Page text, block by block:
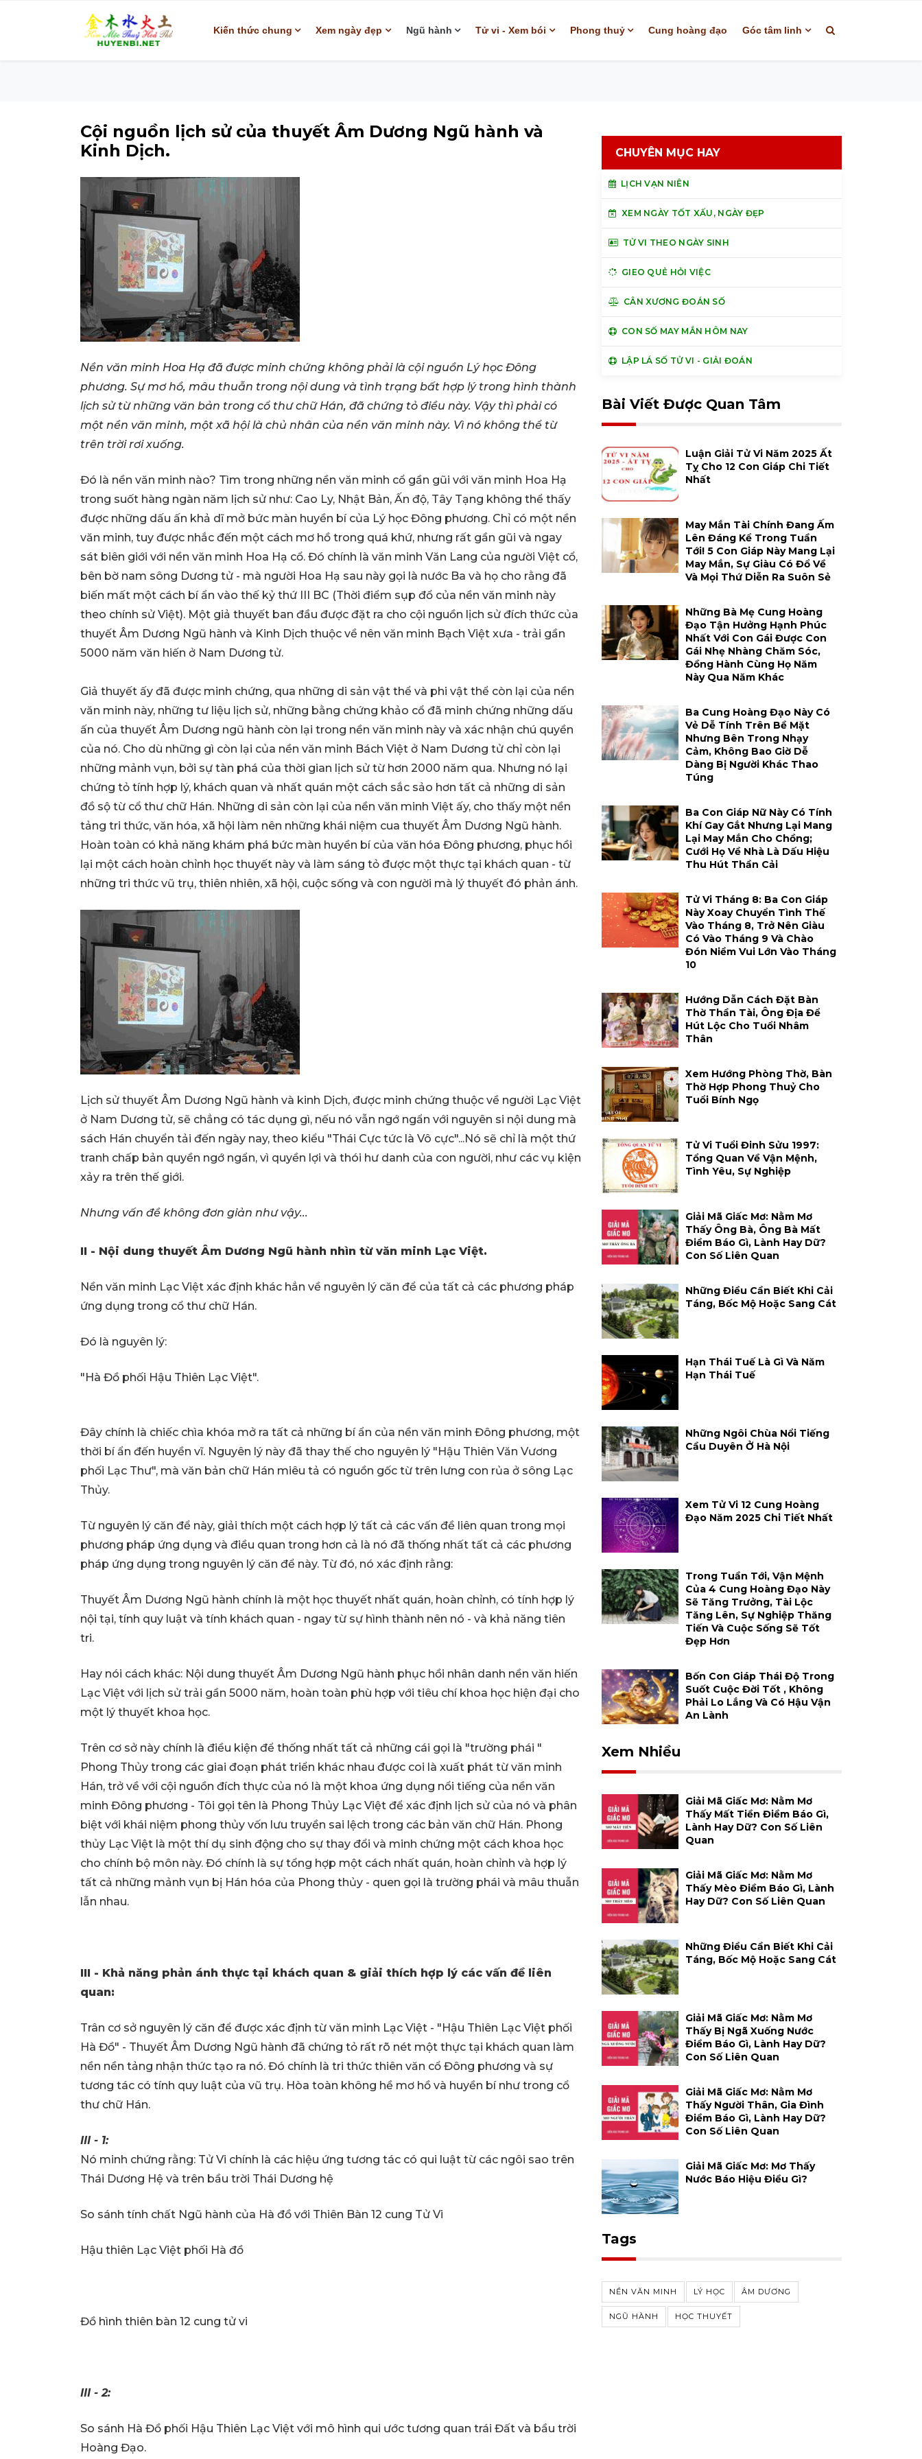
Kiến thức chung Xem ngày đẹp Ngũ hành Tử vi - Xem bói Phong thuỷ Cung hoàng đạo Góc tâm linh
Cội nguồn lịch sử của thuyết Âm Dương Ngũ hành và
Kinh Dịch.
Nền văn minh Hoa Hạ đã được minh chứng không phải là cội nguồn Lý học Đông
phương. Sự mơ hồ, mâu thuẫn trong nội dung và tình trạng bất hợp lý trong hình thành
lịch sử từ những văn bản trong cổ thư chữ Hán, đã chứng tỏ điều này. Vậy thì phải có
một nền văn minh, một xã hội là chủ nhân của nền văn minh này. Vì nó không thể từ
trên trời rơi xuống.
Đó là nền văn minh nào? Tìm trong những nền văn minh cổ gần gũi với văn minh Hoa Hạ
trong suốt hàng ngàn năm lịch sử như: Cao Ly, Nhật Bản, Ấn độ, Tây Tạng không thể thấy
được những dấu ấn khả dĩ mở bức màn huyền bí của Lý học Đông phương. Chỉ có một nền
văn minh, tuy được nhắc đến một cách mơ hồ trong quá khứ, nhưng rất gần gũi và ngay
sát biên giới với nền văn minh Hoa Hạ cổ. Đó chính là văn minh Văn Lang của người Việt cổ,
bên bờ nam sông Dương tử - mà người Hoa Hạ sau này gọi là nước Ba và họ cho rằng đã
biến mất một cách bí ẩn vào thế kỷ thứ III BC (Thời điểm sụp đổ của nền văn minh này
theo chính sử Việt). Một giả thuyết ban đầu được đặt ra cho cội nguồn lịch sử đích thức của
thuyết Âm Dương Ngũ hành và Kinh Dịch thuộc về nên văn minh Bạch Việt xưa - trải gần
5000 năm văn hiến ở Nam Dương tử.
Giả thuyết ấy đã được minh chứng, qua những di sản vật thể và phi vật thể còn lại của nền
văn minh này, những tư liệu lịch sử, những bằng chứng khảo cổ đã minh chứng những dấu
ấn của thuyết Âm Dương ngũ hành còn lại trong nền văn minh này và xác nhận chú quyền
của nó. Cho dù những gì còn lại của nền văn minh Bách Việt ở Nam Dương tử chỉ còn lại
những mảnh vụn, bởi sự tàn phá của thời gian lịch sử từ hơn 2000 năm qua. Nhưng nó lại
chứng tỏ tính hợp lý, khách quan và nhất quán một cách sắc sảo hơn tất cả những di sản
đồ sộ từ cổ thư chữ Hán. Những di sản còn lại của nền văn minh Việt ấy, cho thấy một nền
tảng tri thức, văn hóa, xã hội làm nên những khái niệm cua thuyết Âm Dương Ngũ hành.
Hoàn toàn có khả năng khám phá bức màn huyền bí của văn hóa Đông phương, phục hồi
lại một cách hoàn chỉnh học thuyết này và làm sáng tỏ được một thực tại khách quan - từ
những tri thức vũ trụ, thiên nhiên, xã hội, cuộc sống và con người mà lý thuyết đó phản ánh.
Lịch sử thuyết Âm Dương Ngũ hành và kinh Dịch, được minh chứng thuộc về người Lạc Việt
ở Nam Dương tử, sẽ chẳng có tác dụng gì, nếu nó vẫn ngớ ngẩn với nguyên si nội dung mà
sách Hán chuyển tải đến ngày nay, theo kiểu "Thái Cực tức là Vô cực"...Nó sẽ chỉ là một thứ
tranh chấp bản quyền ngớ ngẩn, vì quyền lợi và thói hư danh của con người, như các vụ kiện
xảy ra trên thế giới.
Nhưng vấn đề không đơn giản như vậy...
II - Nội dung thuyết Âm Dương Ngũ hành nhìn từ văn minh Lạc Việt.
Nền văn minh Lạc Việt xác định khác hẳn về nguyên lý căn để của tất cả các phương pháp
ứng dụng trong cổ thư chữ Hán.
Đó là nguyên lý:
"Hà Đồ phối Hậu Thiên Lạc Việt".
Đây chính là chiếc chìa khóa mở ra tất cả những bí ẩn của nền văn minh Đông phương, một
thời bí ẩn đến huyền vĩ. Nguyên lý này đã thay thế cho nguyên lý "Hậu Thiên Văn Vương
phối Lạc Thư", mà văn bản chữ Hán miêu tả có nguồn gốc từ trên lưng con rủa ở sông Lạc
Thủy.
Từ nguyên lý căn để này, giải thích một cách hợp lý tất cả các vấn đề liên quan trong mọi
phương pháp ứng dụng và điều quan trong hơn cả là nó đã thống nhất tất cả các phương
pháp ứng dụng trong nguyên lý căn để này. Từ đó, nó xác định rằng:
Thuyết Âm Dương Ngũ hành chính là một học thuyết nhất quán, hoàn chỉnh, có tính hợp lý
nội tại, tính quy luật và tính khách quan - ngay từ sự hình thành nên nó - và khả năng tiên
tri.
Hay nói cách khác: Nội dung thuyết Âm Dương Ngũ hành phục hồi nhân danh nền văn hiến
Lạc Việt với lịch sử trải gần 5000 năm, hoàn toàn phù hợp với tiêu chí khoa học hiện đại cho
một lý thuyết khoa học.
Trên cơ sở này chính là điều kiện để thống nhất tất cả những cái gọi là "trường phái "
Phong Thủy trong các giai đoạn phát triển khác nhau được coi là xuất phát từ văn minh
Hán, trở về với cội nguồn đích thực của nó là một khoa ứng dụng nổi tiếng của nền văn
minh Đông phương - Tôi gọi tên là Phong Thủy Lạc Việt để xác định lịch sử của nó và phân
biệt với khái niệm phong thủy vốn lưu truyền sai lệch trong các bản văn chữ Hán. Phong
thủy Lạc Việt là một thí dụ sinh động cho sự thay đổi và minh chứng một cách khoa học
cho chính bộ môn này. Đó chính là sự tổng hợp một cách nhất quán, hoàn chỉnh và hợp lý
tất cả những mảnh vụn bị Hán hóa của Phong thủy - quen gọi là trường phái và mâu thuẫn
lẫn nhau.
III - Khả năng phản ánh thực tại khách quan & giải thích hợp lý các vấn đề liên
quan:
Trân cơ sở nguyên lý căn để được xác định từ văn minh Lạc Việt - "Hậu Thiên Lạc Việt phối
Hà Đồ" - Thuyết Âm Dương Ngũ hành đã chứng tỏ rất rõ nét một thực tại khách quan làm
nền nền tảng nhận thức tạo ra nó. Đó chính là tri thức thiên văn cổ Đông phương và sự
tương tác có tính quy luật của vũ trụ. Hòa toàn không hề mơ hồ và huyền bí như trong cổ
thư chữ Hán.
III - 1:
Nó minh chứng rằng: Tử Vi chính là các hiệu ứng tương tác có qui luật từ các ngôi sao trên
Thái Dương Hệ và trên bầu trời Thái Dương hệ
So sánh tính chất Ngũ hành của Hà đồ với Thiên Bàn 12 cung Tử Vi
Hậu thiên Lạc Việt phối Hà đồ
Đồ hình thiên bàn 12 cung tử vi
III - 2:
So sánh Hà Đồ phối Hậu Thiên Lạc Việt với mô hình qui ước tương quan trái Đất và bầu trời
Hoàng Đạo.
CHUYÊN MỤC HAY
LỊCH VẠN NIÊN
XEM NGÀY TỐT XẤU, NGÀY ĐẸP
TỬ VI THEO NGÀY SINH
GIEO QUẺ HỎI VIỆC
CÂN XƯƠNG ĐOÁN SỐ
CON SỐ MAY MẮN HÔM NAY
LẬP LÁ SỐ TỬ VI - GIẢI ĐOÁN
Bài Viết Được Quan Tâm
Luận Giải Tử Vi Năm 2025 Ất
Tỵ Cho 12 Con Giáp Chi Tiết
Nhất
May Mắn Tài Chính Đang Ấm
Lên Đáng Kể Trong Tuần
Tới! 5 Con Giáp Này Mang Lại
May Mắn, Sự Giàu Có Đổ Về
Và Mọi Thứ Diễn Ra Suôn Sẻ
Những Bà Mẹ Cung Hoàng
Đạo Tận Hưởng Hạnh Phúc
Nhất Với Con Gái Được Con
Gái Nhẹ Nhàng Chăm Sóc,
Đồng Hành Cùng Họ Năm
Này Qua Năm Khác
Ba Cung Hoàng Đạo Này Có
Vẻ Dễ Tính Trên Bề Mặt
Nhưng Bên Trong Nhạy
Cảm, Không Bao Giờ Dễ
Dàng Bị Người Khác Thao
Túng
Ba Con Giáp Nữ Này Có Tính
Khí Gay Gắt Nhưng Lại Mang
Lại May Mắn Cho Chồng;
Cưới Họ Về Nhà Là Dấu Hiệu
Thu Hút Thần Cải
Tử Vi Tháng 8: Ba Con Giáp
Này Xoay Chuyển Tình Thế
Vào Tháng 8, Trở Nên Giàu
Có Vào Tháng 9 Và Chào
Đón Niềm Vui Lớn Vào Tháng
10
Hướng Dẫn Cách Đặt Bàn
Thờ Thần Tài, Ông Địa Để
Hút Lộc Cho Tuổi Nhâm
Thân
Xem Hướng Phòng Thờ, Bàn
Thờ Hợp Phong Thuỷ Cho
Tuổi Bính Ngọ
Tử Vi Tuổi Đinh Sửu 1997:
Tổng Quan Về Vận Mệnh,
Tình Yêu, Sự Nghiệp
Giải Mã Giấc Mơ: Nằm Mơ
Thấy Ông Bà, Ông Bà Mất
Điềm Báo Gì, Lành Hay Dữ?
Con Số Liên Quan
Những Điều Cần Biết Khi Cải
Táng, Bốc Mộ Hoặc Sang Cát
Hạn Thái Tuế Là Gì Và Năm
Hạn Thái Tuế
Những Ngôi Chùa Nổi Tiếng
Cầu Duyên Ở Hà Nội
Xem Tử Vi 12 Cung Hoàng
Đạo Năm 2025 Chi Tiết Nhất
Trong Tuần Tới, Vận Mệnh
Của 4 Cung Hoàng Đạo Này
Sẽ Tăng Trưởng, Tài Lộc
Tăng Lên, Sự Nghiệp Thăng
Tiến Và Cuộc Sống Sẽ Tốt
Đẹp Hơn
Bốn Con Giáp Thái Độ Trong
Suốt Cuộc Đời Tốt , Không
Phải Lo Lắng Và Có Hậu Vận
An Lành
Xem Nhiều
Giải Mã Giấc Mơ: Nằm Mơ
Thấy Mất Tiền Điềm Báo Gì,
Lành Hay Dữ? Con Số Liên
Quan
Giải Mã Giấc Mơ: Nằm Mơ
Thấy Mèo Điềm Báo Gì, Lành
Hay Dữ? Con Số Liên Quan
Những Điều Cần Biết Khi Cải
Táng, Bốc Mộ Hoặc Sang Cát
Giải Mã Giấc Mơ: Nằm Mơ
Thấy Bị Ngã Xuống Nước
Điềm Báo Gì, Lành Hay Dữ?
Con Số Liên Quan
Giải Mã Giấc Mơ: Nằm Mơ
Thấy Người Thân, Gia Đình
Điềm Báo Gì, Lành Hay Dữ?
Con Số Liên Quan
Giải Mã Giấc Mơ: Mơ Thấy
Nước Báo Hiệu Điều Gì?
Tags
NỀN VĂN MINH LÝ HỌC ÂM DƯƠNG
NGŨ HÀNH HỌC THUYẾT